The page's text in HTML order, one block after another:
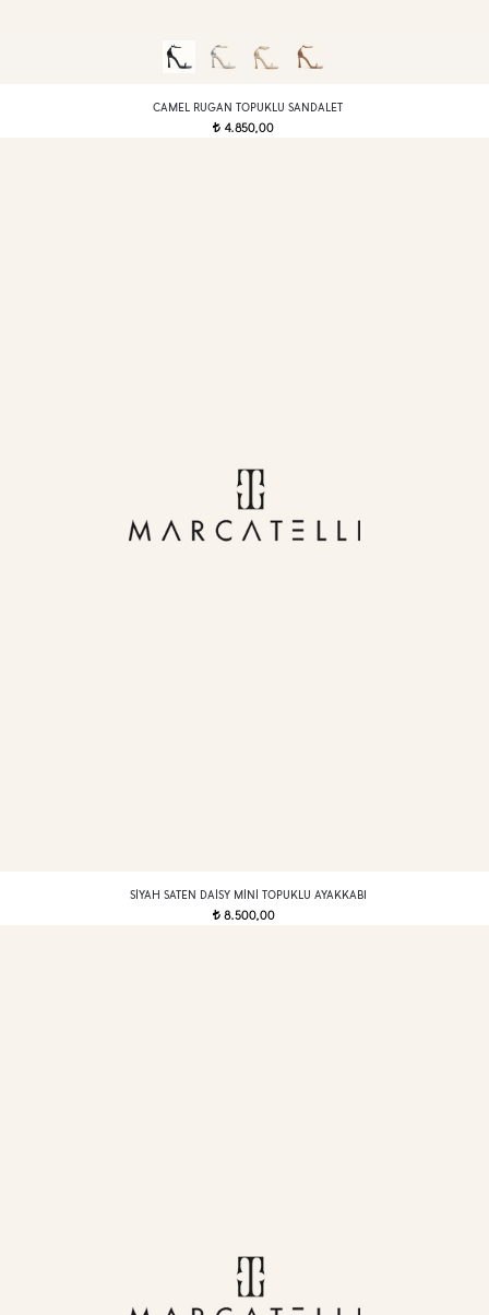
CAMEL RUGAN TOPUKLU SANDALET
t 4.850,00
SIYAH SATEN DAISY MINI TOPUKLU AYAKKABI
t8.500,00